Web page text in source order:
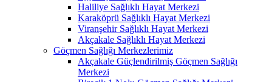
Haliliye Sağlıklı Hayat Merkezi
Karaköprü Sağlıklı Hayat Merkezi
Viranşehir Sağlıklı Hayat Merkezi
Akçakale Sağlıklı Hayat Merkezi
Göçmen Sağlığı Merkezlerimiz
Akçakale Güçlendirilmiş Göçmen Sağlığı
Merkezi